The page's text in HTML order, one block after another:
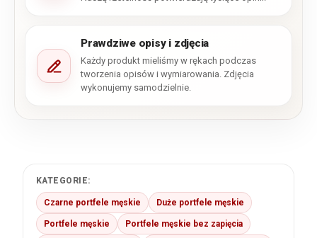
Prawdziwe opisy i zdjęcia
Każdy produkt mieliśmy w rękach podczas
tworzenia opisów i wymiarowania. Zdjęcia
wykonujemy samodzielnie.
KATEGORIE:
Czarne portfele męskie Duże portfele męskie
Portfele męskie Portfele męskie bez zapięcia